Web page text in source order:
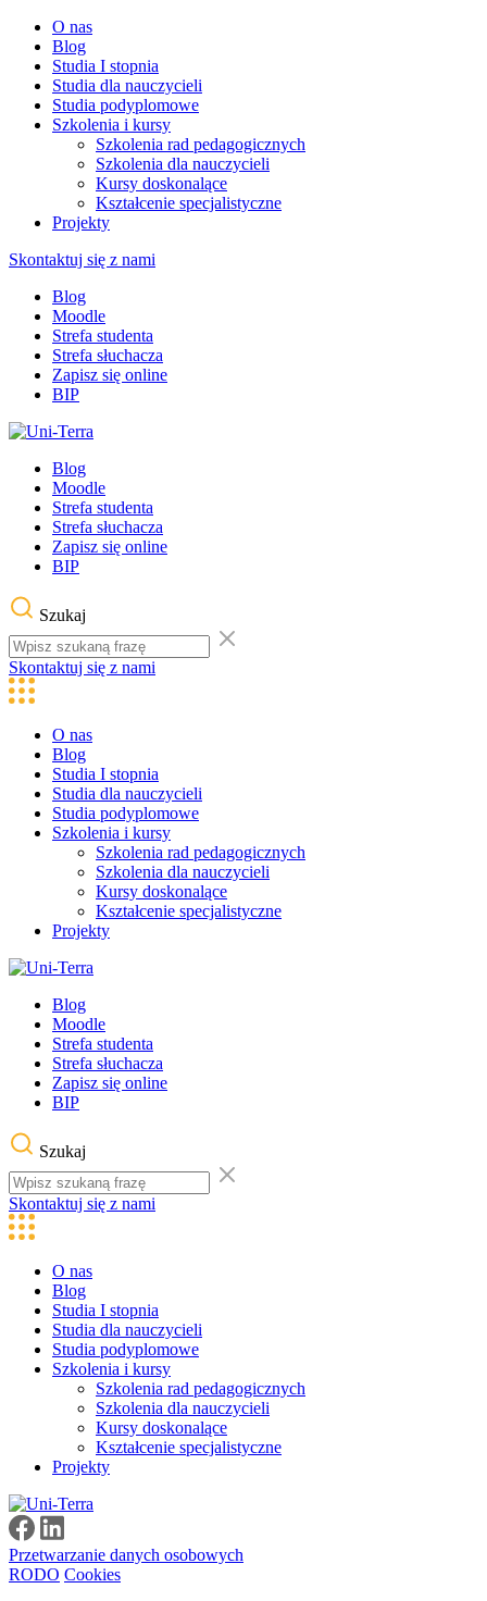
O nas
Blog
Studia I stopnia
Studia dla nauczycieli
Studia podyplomowe
Szkolenia i kursy
Szkolenia rad pedagogicznych
Szkolenia dla nauczycieli
Kursy doskonalące
Kształcenie specjalistyczne
Projekty
Skontaktuj się z nami
Blog
Moodle
Strefa studenta
Strefa słuchacza
Zapisz się online
BIP
Blog
Moodle
Strefa studenta
Strefa słuchacza
Zapisz się online
BIP
Szukaj
Skontaktuj się z nami
O nas
Blog
Studia I stopnia
Studia dla nauczycieli
Studia podyplomowe
Szkolenia i kursy
Szkolenia rad pedagogicznych
Szkolenia dla nauczycieli
Kursy doskonalące
Kształcenie specjalistyczne
Projekty
Blog
Moodle
Strefa studenta
Strefa słuchacza
Zapisz się online
BIP
Szukaj
Skontaktuj się z nami
O nas
Blog
Studia I stopnia
Studia dla nauczycieli
Studia podyplomowe
Szkolenia i kursy
Szkolenia rad pedagogicznych
Szkolenia dla nauczycieli
Kursy doskonalące
Kształcenie specjalistyczne
Projekty
Przetwarzanie danych osobowych
RODO Cookies